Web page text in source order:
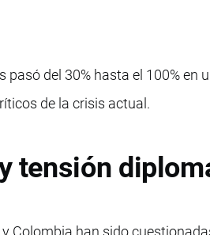
del 30% hasta el 100% en
de la crisis actual.
tensión
Colombia han sido